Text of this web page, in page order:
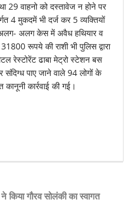
29 वाहनो को दस्तावेज न होने पर
4 मुकदमें भी दर्ज कर 5 व्यक्तियों
अलग केस में अवैध हथियार व
रूपये की राशी भी पुलिस द्वारा
रेस्टोरेंट ढाबा मेट्रो स्टेशन बस
संदिग्ध पाए जाने वाले 94 लोगों के
कार्रवाई की गई।
किया गौरव सोलंकी का स्वागत